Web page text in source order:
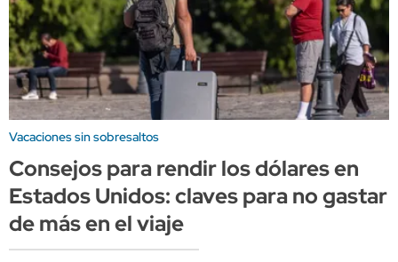
Vacaciones sin sobresaltos
Consejos para rendir los dólares en
Estados Unidos: claves para no gastar
de más en el viaje